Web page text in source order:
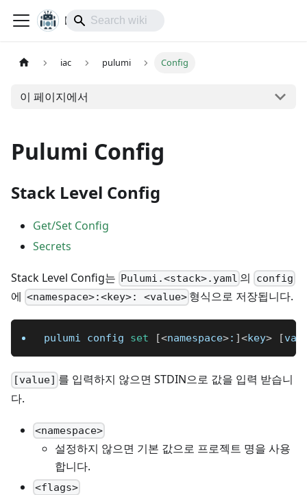
lol-IoT
iac pulumi Config
이 페이지에서
Pulumi Config
Stack Level Config
Get/Set Config
Secrets
Stack Level Config는 Pulumi.<stack>.yaml 의 config
에 <namespace>:<key>: <value> 형식으로 저장됩니다.
pulumi config set [<namespace>: ] <key> [
[value] 를 입력하지 않으면 STDIN으로 값을 입력 받습니
다.
<namespace>
설정하지 않으면 기본 값으로 프로젝트 명을 사용
합니다.
<flags>